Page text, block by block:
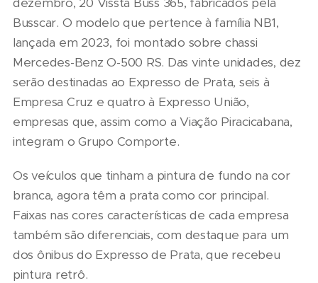
Busscar. O modelo que pertence à família NB1,
lançada em 2023, foi montado sobre chassi
Mercedes-Benz O-500 RS. Das vinte unidades, dez
serão destinadas ao Expresso de Prata, seis à
Empresa Cruz e quatro à Expresso União,
empresas que, assim como a Viação Piracicabana,
integram o Grupo Comporte.
Os veículos que tinham a pintura de fundo na cor
branca, agora têm a prata como cor principal.
Faixas nas cores características de cada empresa
também são diferenciais, com destaque para um
dos ônibus do Expresso de Prata, que recebeu
pintura retrô.